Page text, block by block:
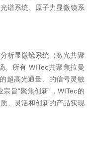
谱系统、原子力显微镜系
分析显微镜系统（激光共聚
。所有 WITec共聚焦拉曼
超高光通量、的信号灵敏
旨“聚焦创新”，WITec的
、灵活和创新的产品实现